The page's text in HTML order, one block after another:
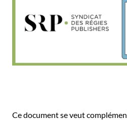
Ce document se veut